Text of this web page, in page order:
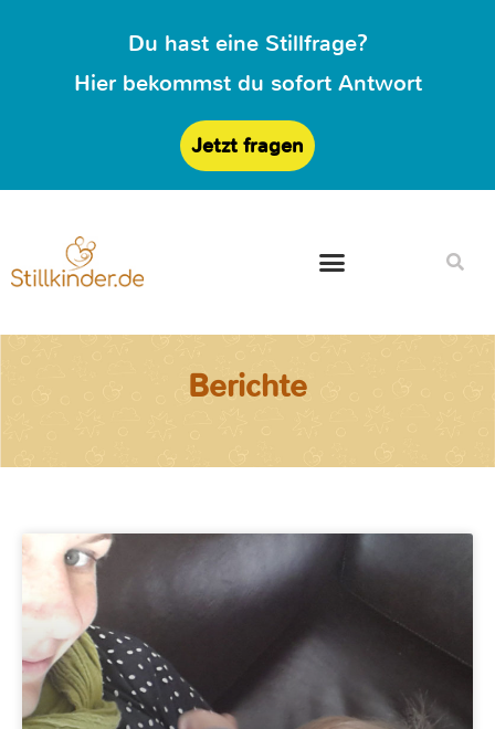
Du hast eine Stillfrage?
Hier bekommst du sofort Antwort
Jetzt fragen
Berichte